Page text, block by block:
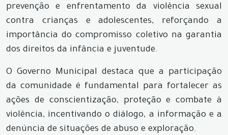
prevenção e enfrentamento da violência sexual
contra crianças e adolescentes, reforçando a
importância do compromisso coletivo na garantia
dos direitos da infância e juventude.
O Governo Municipal destaca que a participação
da comunidade é fundamental para fortalecer as
ações de conscientização, proteção e combate à
violência, incentivando o diálogo, a informação e a
denúncia de situações de abuso e exploração.